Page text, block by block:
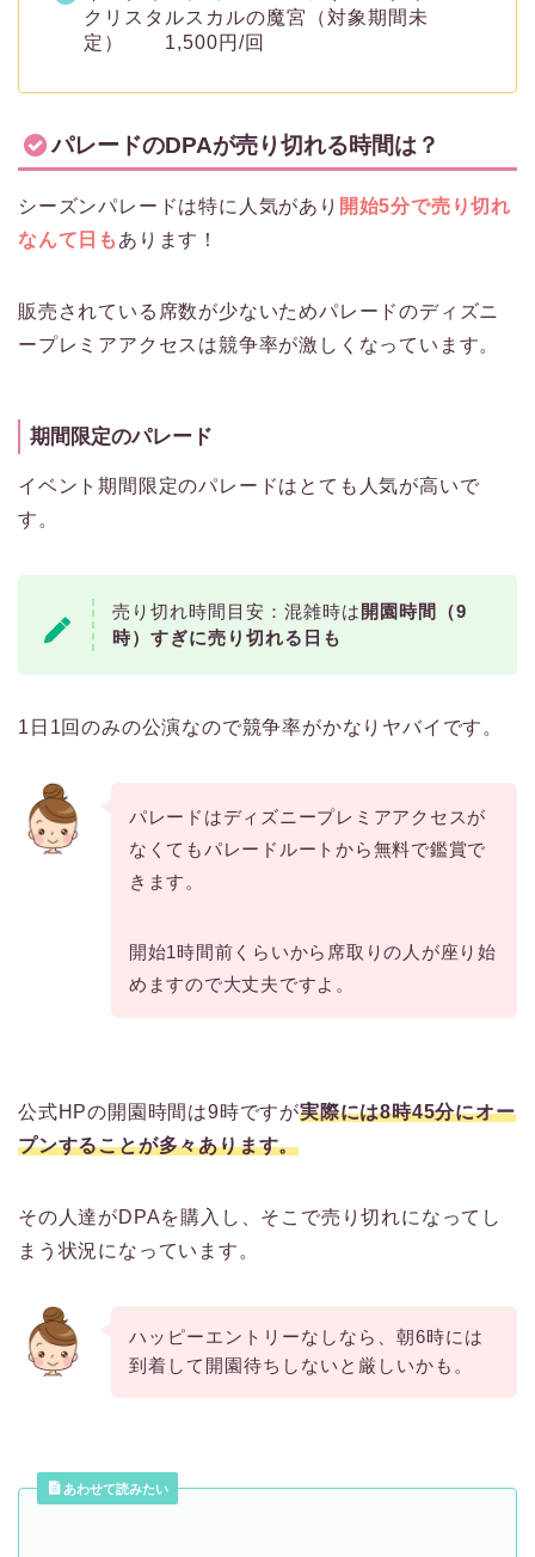
クリスタルスカルの魔宮（対象期間未
定） 1,500円/回
パレードのDPAが売り切れる時間は？
シーズンパレードは特に人気があり 開始5分で売り切れ
なんて日も あります！
販売されている席数が少ないためパレードのディズニ
ープレミアアクセスは競争率が激しくなっています。
期間限定のパレード
イベント期間限定のパレードはとても人気が高いで
す。
売り切れ時間目安：混雑時は 開園時間（9
時）すぎに売り切れる日も
1日1回のみの公演なので競争率がかなりヤバイです。
パレードはディズニープレミアアクセスが
なくてもパレードルートから無料で鑑賞で
きます。
開始1時間前くらいから席取りの人が座り始
めますので大丈夫ですよ。
公式HPの開園時間は9時ですが実際には8時45分にオー
プンすることが多々あります。
その人達がDPAを購入し、そこで売り切れになってし
まう状況になっています。
ハッピーエントリーなしなら、朝6時には
到着して開園待ちしないと厳しいかも。
あわせて読みたい